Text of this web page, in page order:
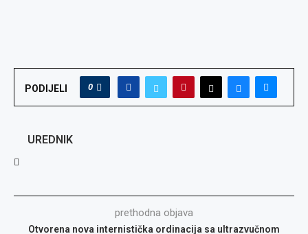
PODIJELI 0
UREDNIK
prethodna objava
Otvorena nova internistička ordinacija sa ultrazvučnom